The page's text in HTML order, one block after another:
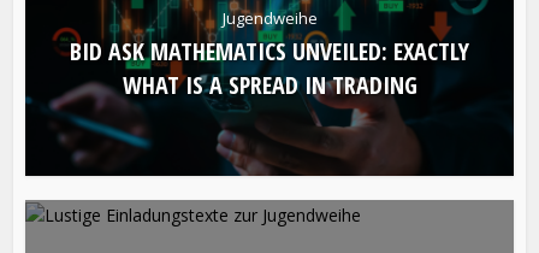
Jugendweihe
BID ASK MATHEMATICS UNVEILED: EXACTLY
WHAT IS A SPREAD IN TRADING